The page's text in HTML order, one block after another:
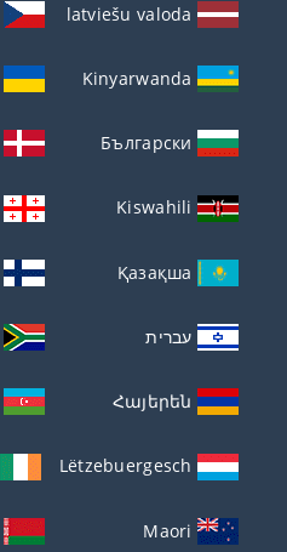
latviešu valoda
Kinyarwanda
Български
Kiswahili
Қазақша
עברית
Հայերեն
Lëtzebuergesch
Maori